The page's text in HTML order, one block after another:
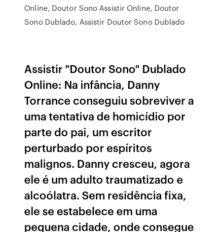
Online, Doutor Sono Assistir Online, Doutor
Sono Dublado, Assistir Doutor Sono Dublado
Assistir "Doutor Sono" Dublado
Online: Na infância, Danny
Torrance conseguiu sobreviver a
uma tentativa de homicídio por
parte do pai, um escritor
perturbado por espíritos
malignos. Danny cresceu, agora
ele é um adulto traumatizado e
alcoólatra. Sem residência fixa,
ele se estabelece em uma
pequena cidade, onde consegue